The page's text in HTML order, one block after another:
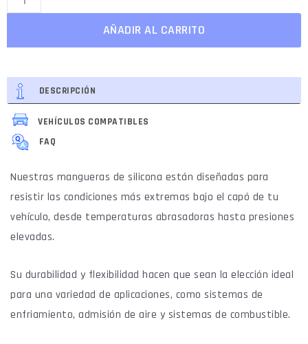
AÑADIR AL CARRITO
DESCRIPCIÓN
VEHÍCULOS COMPATIBLES
FAQ
Nuestras mangueras de silicona están diseñadas para
resistir las condiciones más extremas bajo el capó de tu
vehículo, desde temperaturas abrasadoras hasta presiones
elevadas.
Su durabilidad y flexibilidad hacen que sean la elección ideal
para una variedad de aplicaciones, como sistemas de
enfriamiento, admisión de aire y sistemas de combustible.